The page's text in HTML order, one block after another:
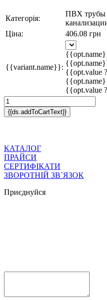
Категорія:
ПВХ трубы
Ціна:
406.08 грн
{{variant.name}}:
{{opt.value
{{opt.value
{{ds.addToCartText}}
КАТАЛОГ
ПРАЙСИ
СЕРТИФІКАТИ
ЗВОРОТНІЙ ЗВ`ЯЗОК
Приєднуйся